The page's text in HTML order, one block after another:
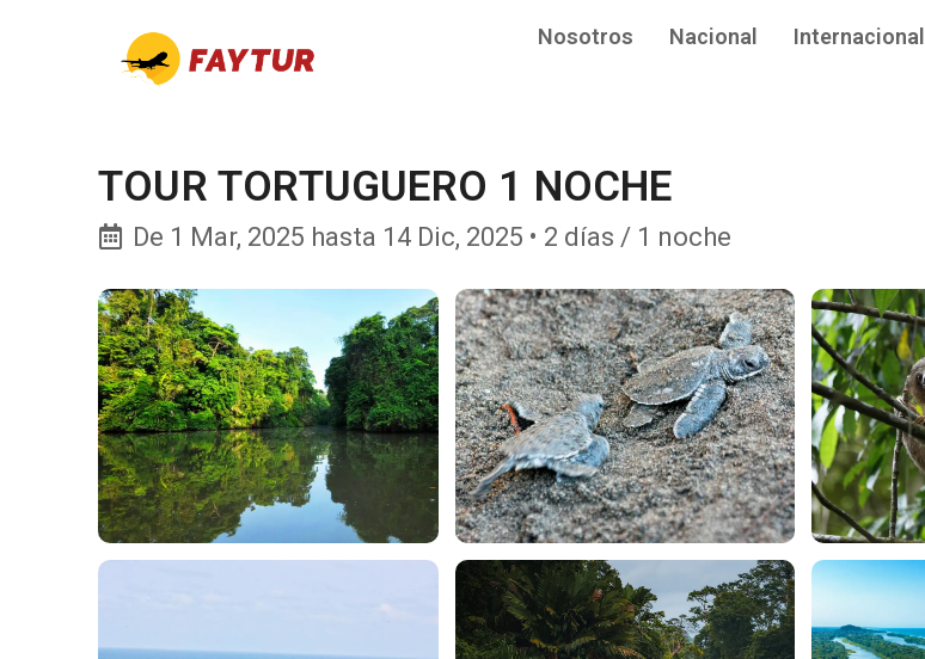
Nosotros Nacional Internacional
TOUR TORTUGUERO 1 NOCHE
De 1 Mar, 2025 hasta 14 Dic, 2025 • 2 días / 1 noche